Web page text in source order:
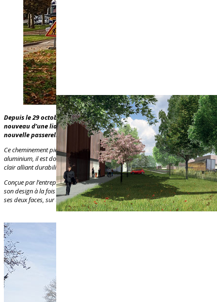
Depuis le 29 octobre dernier, la commune de Vonnas bénéficie à
nouveau d’une liaison entre ses deux rives de la Veyle grâce à une
nouvelle passerelle.
Ce cheminement piéton offre un passage de 2 mètres de large. Construit en
aluminium, il est doté d’un platelage en matériau composite couleur chêne
clair alliant durabilité et esthétisme.
Conçue par l’entreprise Pech’Alu International, la passerelle se distingue par
son design à la fois sobre et élégant,
avec un habillage en tôle appliqué sur
ses deux faces, sur une longueur d’environ 21 mètres.